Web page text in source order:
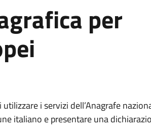
per
i servizi dell’Anagrafe
italiano e presentare una